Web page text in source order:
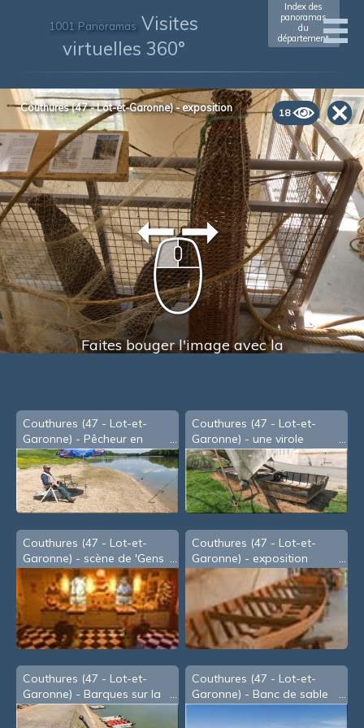
1001 Panoramas Visites
virtuelles 360°
Index des
panoramas
du
département
18
Couthures (47 - Lot-et-Garonne) - exposition
Faites bouger l'image avec la
Couthures (47 - Lot-et-
Garonne) - Pêcheur en
bord de Garonne (2008)
Couthures (47 - Lot-et-
Garonne) - une virole
(2008)
Couthures (47 - Lot-et-
Garonne) - scène de 'Gens
de Garonne'
Couthures (47 - Lot-et-
Garonne) - exposition
Couthures (47 - Lot-et-
Garonne) - Barques sur la
Garonne (2008)
Couthures (47 - Lot-et-
Garonne) - Banc de sable
sur la Garonne en basses-
eaux (2008)